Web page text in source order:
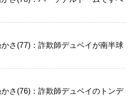
さ(77)：詐欺師デュベイが南半球
さ(76)：詐欺師デュベイのトンデ